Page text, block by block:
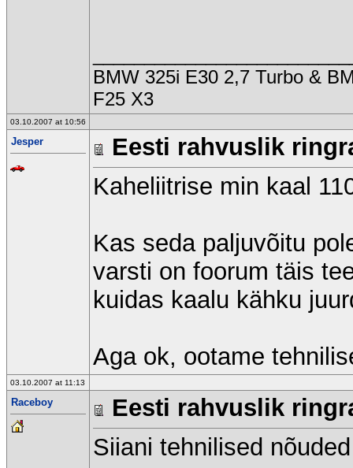
BMW 325i E30 2,7 Turbo &
F25 X3
03.10.2007 at 10:56
Jesper
Eesti rahvuslik
Kaheliitrise min kaal
Kas seda paljuvõitu
varsti on foorum täis
kuidas kaalu kähku
Aga ok, ootame
03.10.2007 at 11:13
Raceboy
Eesti rahvuslik
Siiani tehnilised